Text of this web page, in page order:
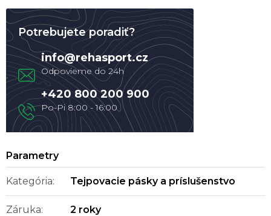
Potrebujete poradiť?
info@rehasport.cz
+420 800 200 900
Kategória: Tejpovacie pásky a príslušenstvo
Záruka: 2 roky